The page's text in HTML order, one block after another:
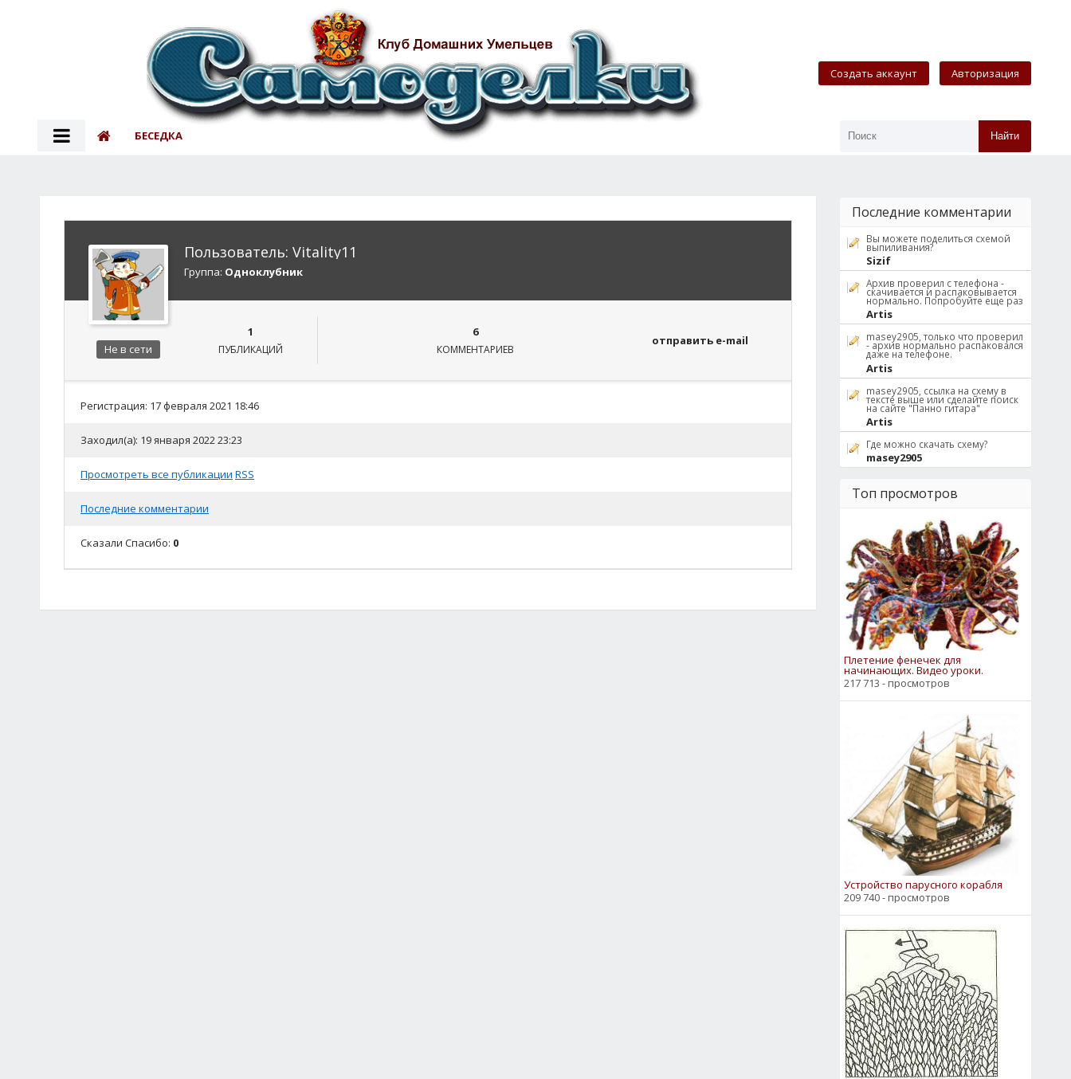
Создать аккаунт Авторизация
БЕСЕДКА Найти
Пользователь: Vitality11
Группа: Одноклубник
Не в сети
1
ПУБЛИКАЦИЙ
6
КОММЕНТАРИЕВ
отправить e-mail
Регистрация: 17 февраля 2021 18:46
Заходил(а): 19 января 2022 23:23
Просмотреть все публикации RSS
Последние комментарии
Сказали Спасибо: 0
Последние комментарии
Вы можете поделиться схемой
выпиливания?
Sizif
Архив проверил с телефона -
скачивается и распаковывается
нормально. Попробуйте еще раз
Artis
masey2905, только что проверил
- архив нормально распаковался
даже на телефоне.
Artis
masey2905, ссылка на схему в
тексте выше или сделайте поиск
на сайте "Панно гитара"
Artis
Где можно скачать схему?
masey2905
Топ просмотров
Плетение фенечек для
начинающих. Видео уроки.
217 713 - просмотров
Устройство парусного корабля
209 740 - просмотров